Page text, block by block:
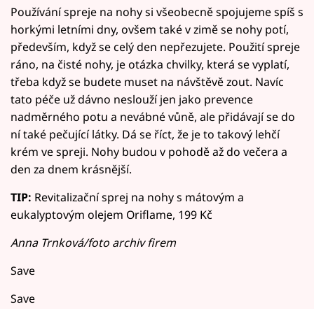
Používání spreje na nohy si všeobecně spojujeme spíš s
horkými letními dny, ovšem také v zimě se nohy potí,
především, když se celý den nepřezujete. Použití spreje
ráno, na čisté nohy, je otázka chvilky, která se vyplatí,
třeba když se budete muset na návštěvě zout. Navíc
tato péče už dávno neslouží jen jako prevence
nadměrného potu a nevábné vůně, ale přidávají se do
ní také pečující látky. Dá se říct, že je to takový lehčí
krém ve spreji. Nohy budou v pohodě až do večera a
den za dnem krásnější.
TIP: Revitalizační sprej na nohy s mátovým a
eukalyptovým olejem Oriflame, 199 Kč
Anna Trnková/foto archiv firem
Save
Save